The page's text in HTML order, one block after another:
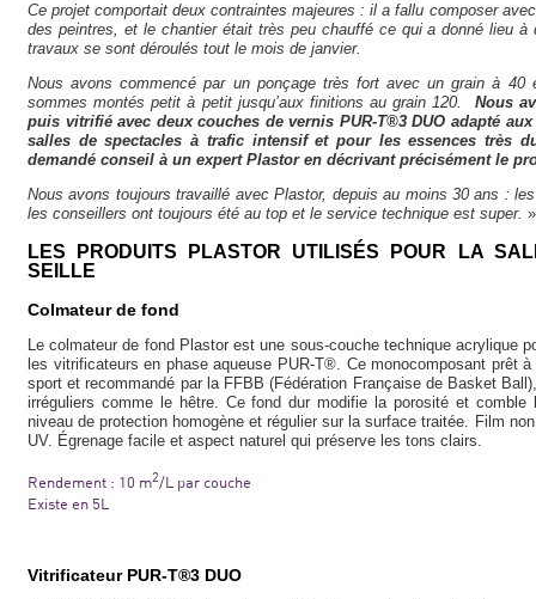
Ce projet comportait deux contraintes majeures : il a fallu composer
des peintres, et le chantier était très peu chauffé ce qui a donné lieu à
travaux se sont déroulés tout le mois de janvier.
Nous avons commencé par un ponçage très fort avec un grain à
sommes montés petit à petit jusqu’aux finitions au grain 120. Nous
puis vitrifié avec deux couches de vernis PUR-T®3 DUO adapté
salles de spectacles à trafic intensif et pour les essences très
demandé conseil à un expert Plastor en décrivant précisément le
Nous avons toujours travaillé avec Plastor, depuis au moins 30 ans :
les conseillers ont toujours été au top et le service technique est super. »
LES PRODUITS PLASTOR UTILISÉS POUR LA
SEILLE
Colmateur de fond
Le colmateur de fond Plastor est une sous-couche technique acrylique
les vitrificateurs en phase aqueuse PUR-T®. Ce monocomposant prêt
sport et recommandé par la FFBB (Fédération Française de Basket
irréguliers comme le hêtre. Ce fond dur modifie la porosité et comble
niveau de protection homogène et régulier sur la surface traitée. Film
UV. Égrenage facile et aspect naturel qui préserve les tons clairs.
Rendement : 10 m2/L par couche
Existe en 5L
Vitrificateur PUR-T®3 DUO